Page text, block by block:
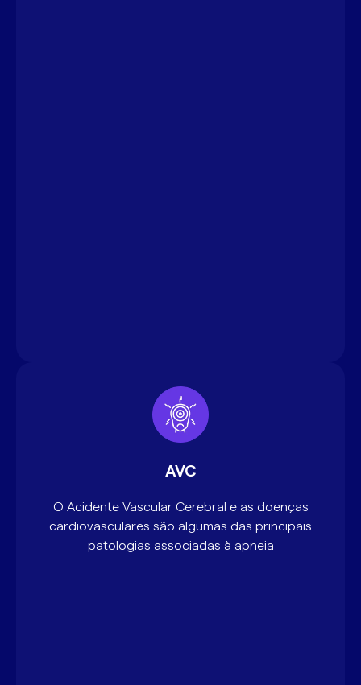
AVC
O Acidente Vascular Cerebral e as doenças
cardiovasculares são algumas das principais
patologias associadas à apneia